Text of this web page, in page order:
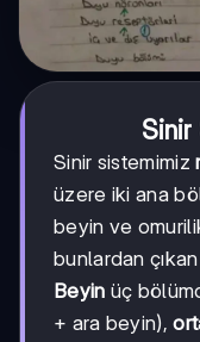
Sinir sistemimiz
üzere iki ana
beyin ve
bunlardan
Beyin üç
+ ara beyin),